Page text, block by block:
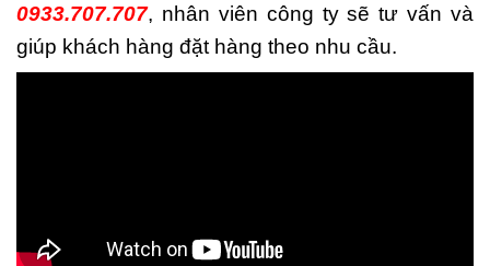
0933.707.707, nhân viên công ty sẽ tư vấn và
giúp khách hàng đặt hàng theo nhu cầu.